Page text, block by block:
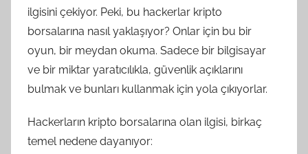
ilgisini çekiyor. Peki, bu hackerlar kripto
borsalarına nasıl yaklaşıyor? Onlar için bu bir
oyun, bir meydan okuma. Sadece bir bilgisayar
ve bir miktar yaratıcılıkla, güvenlik açıklarını
bulmak ve bunları kullanmak için yola çıkıyorlar.
Hackerların kripto borsalarına olan ilgisi, birkaç
temel nedene dayanıyor: